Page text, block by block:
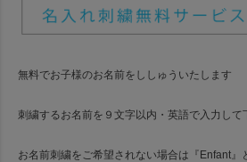
無料でお子様のお名前をししゅういたします
刺繍するお名前を９文字以内・英語で入力して
お名前刺繍をご希望されない場合は『Enfant』